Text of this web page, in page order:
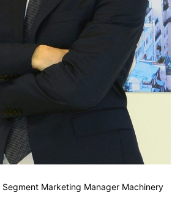
Segment Marketing Manager Machinery